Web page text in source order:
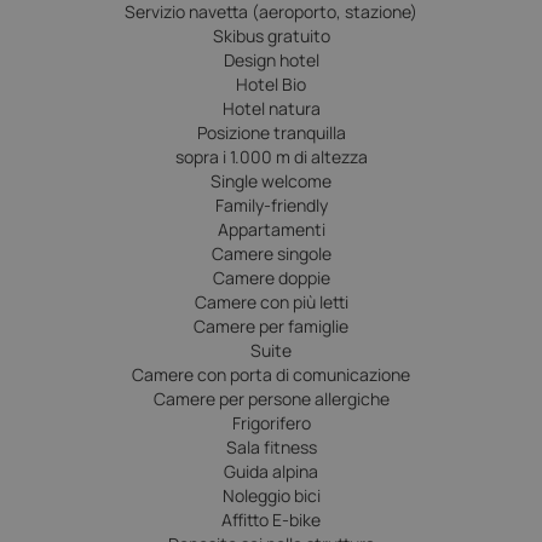
Servizio navetta (aeroporto, stazione)
Skibus gratuito
Design hotel
Hotel Bio
Hotel natura
Posizione tranquilla
sopra i 1.000 m di altezza
Single welcome
Family-friendly
Appartamenti
Camere singole
Camere doppie
Camere con più letti
Camere per famiglie
Suite
Camere con porta di comunicazione
Camere per persone allergiche
Frigorifero
Sala fitness
Guida alpina
Noleggio bici
Affitto E-bike